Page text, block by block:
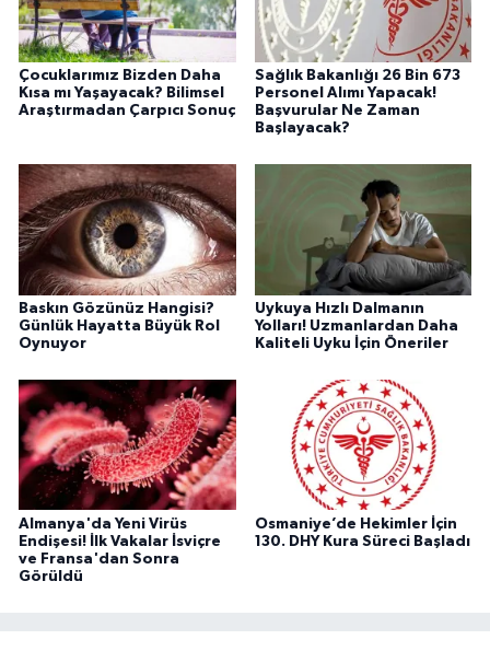
Çocuklarımız Bizden Daha
Kısa mı Yaşayacak? Bilimsel
Araştırmadan Çarpıcı Sonuç
Sağlık Bakanlığı 26 Bin 673
Personel Alımı Yapacak!
Başvurular Ne Zaman
Başlayacak?
Baskın Gözünüz Hangisi?
Günlük Hayatta Büyük Rol
Oynuyor
Uykuya Hızlı Dalmanın
Yolları! Uzmanlardan Daha
Kaliteli Uyku İçin Öneriler
Almanya'da Yeni Virüs
Endişesi! İlk Vakalar İsviçre
ve Fransa'dan Sonra
Görüldü
Osmaniye’de Hekimler İçin
130. DHY Kura Süreci Başladı